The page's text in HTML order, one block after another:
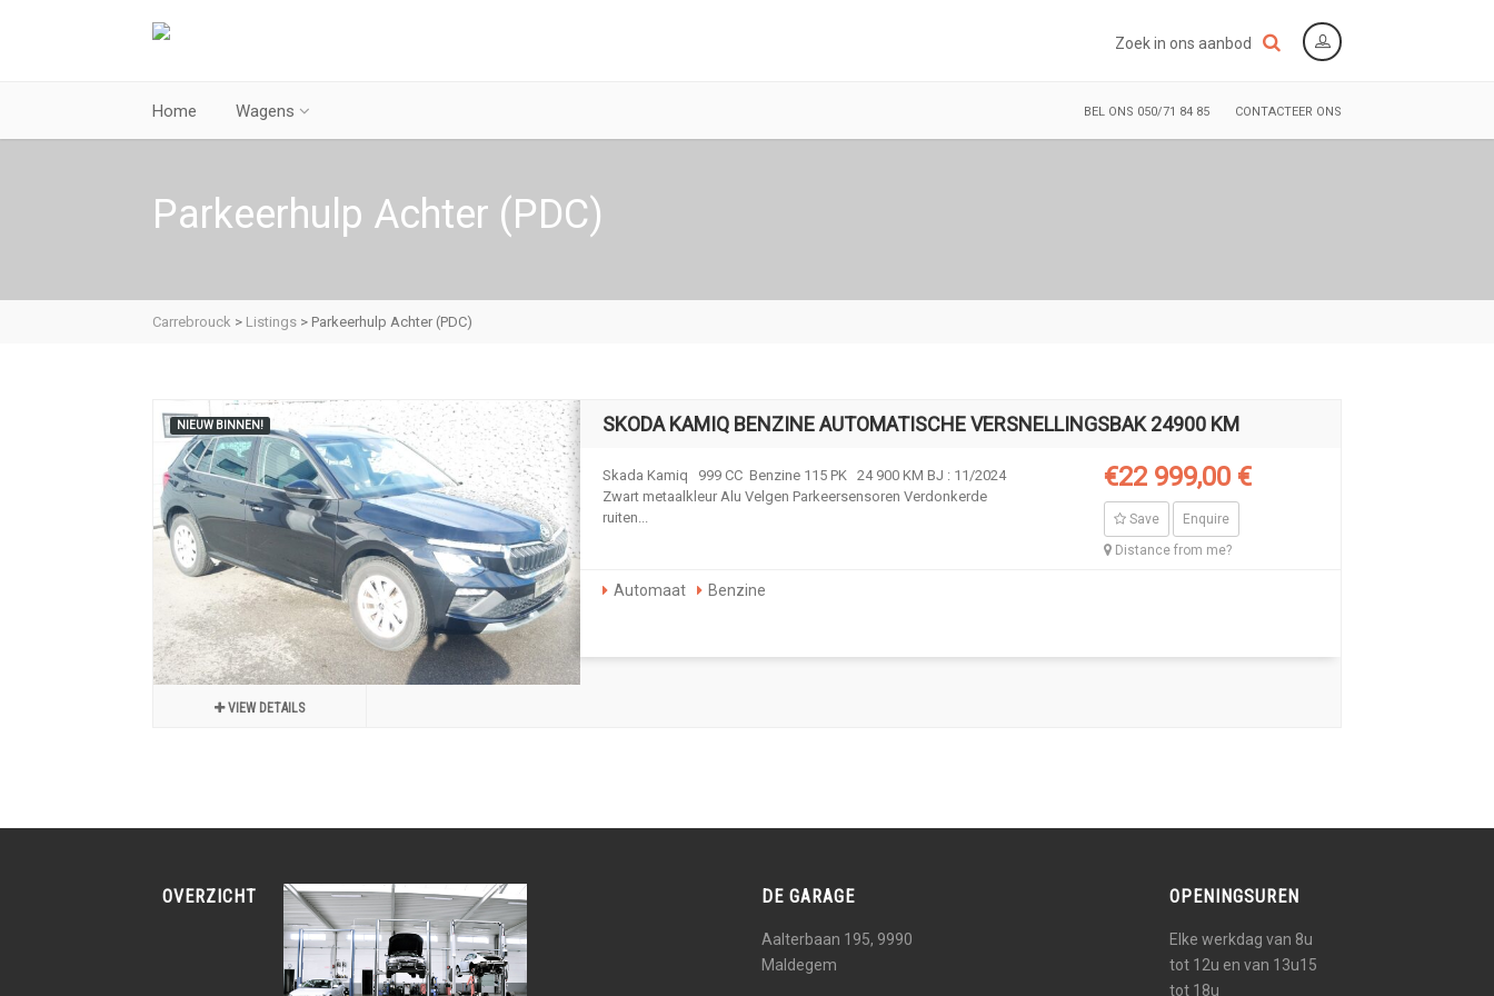
Zoek in ons aanbod
BEL ONS 050/71 84 85 CONTACTEER ONS
Home Wagens
Parkeerhulp Achter (PDC)
Carrebrouck > Listings > Parkeerhulp Achter (PDC)
NIEUW BINNEN!
VIEW DETAILS
SKODA KAMIQ BENZINE AUTOMATISCHE VERSNELLINGSBAK 24900 KM
Skada Kamiq 999 CC Benzine 115 PK 24 900 KM BJ : 11/2024
Zwart metaalkleur Alu Velgen Parkeersensoren Verdonkerde
ruiten...
€22 999,00 €
Save
Enquire
Distance from me?
Automaat Benzine
OVERZICHT DE GARAGE
Aalterbaan 195, 9990
Maldegem
OPENINGSUREN
Elke werkdag van 8u
tot 12u en van 13u15
tot 18u